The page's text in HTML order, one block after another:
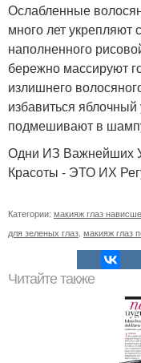
Ослабленные
много лет
наполненного
бережно массируют
излишнего
избавиться яблочный
подмешивают в
Одни ИЗ Важнейших
Красоты - ЭТО ИХ
Категории: макияж глаз
для зеленых глаз макияж глаз
Читайте также